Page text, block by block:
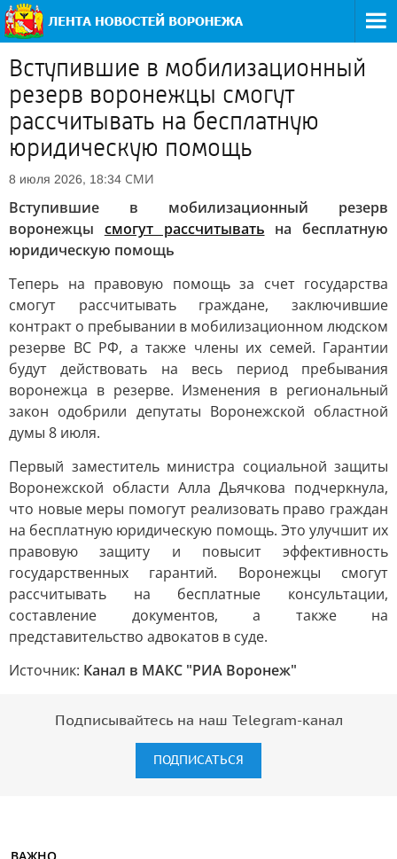
Вступившие в мобилизационный
резерв воронежцы смогут
рассчитывать на бесплатную
юридическую помощь
8 июля 2026, 18:34 СМИ
Вступившие в мобилизационный резерв
воронежцы смогут рассчитывать на бесплатную
юридическую помощь
Теперь на правовую помощь за счет государства
смогут рассчитывать граждане, заключившие
контракт о пребывании в мобилизационном людском
резерве ВС РФ, а также члены их семей. Гарантии
будут действовать на весь период пребывания
воронежца в резерве. Изменения в региональный
закон одобрили депутаты Воронежской областной
думы 8 июля.
Первый заместитель министра социальной защиты
Воронежской области Алла Дьячкова подчеркнула,
что новые меры помогут реализовать право граждан
на бесплатную юридическую помощь. Это улучшит их
правовую защиту и повысит эффективность
государственных гарантий. Воронежцы смогут
рассчитывать на бесплатные консультации,
составление документов, а также на
представительство адвокатов в суде.
Источник: Канал в МАКС "РИА Воронеж"
Подписывайтесь на наш Telegram-канал
ПОДПИСАТЬСЯ